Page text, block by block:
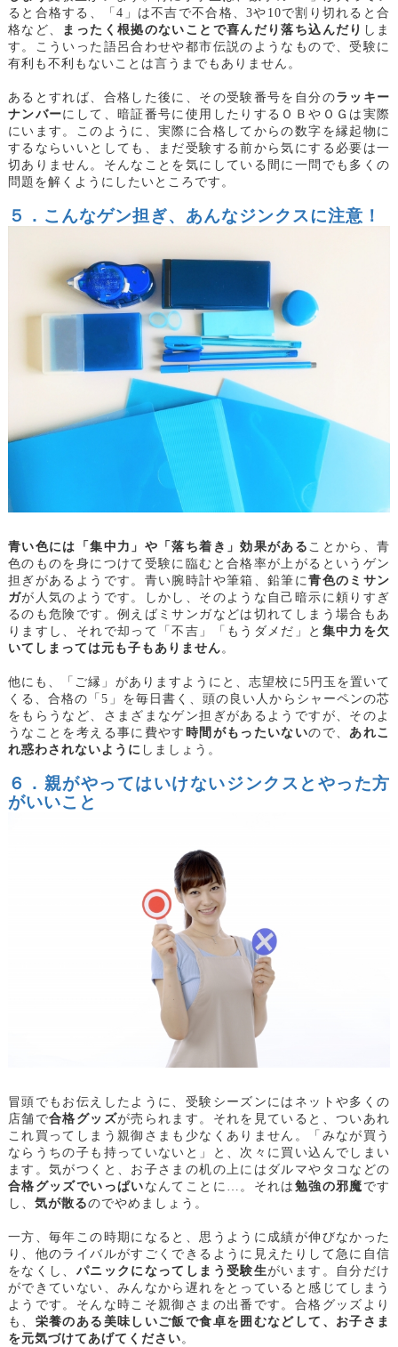
ると合格する、「4」は不吉で不合格、3や10で割り切れると合
格など、
まったく根拠のないことで喜んだり落ち込んだり しま
す。こういった語呂合わせや都市伝説のようなもので、受験に
有利も不利もないことは言うまでもありません。
あるとすれば、合格した後に、その受験番号を自分のラッキー
ナンバーにして、暗証番号に使用したりするＯＢやＯＧは実際
にいます。このように、実際に合格してからの数字を縁起物に
するならいいとしても、まだ受験する前から気にする必要は一
切ありません。そんなことを気にしている間に一問でも多くの
問題を解くようにしたいところです。
５．こんなゲン担ぎ、あんなジンクスに注意！
青い色には「集中力」や「落ち着き」効果がある ことから、青
色のものを身につけて受験に臨むと合格率が上がるというゲン
担ぎがあるようです。青い腕時計や筆箱、鉛筆に青色のミサン
ガが人気のようです。しかし、そのような自己暗示に頼りすぎ
るのも危険です。例えばミサンガなどは切れてしまう場合もあ
りますし、それで却って「不吉」「もうダメだ」と 集中力を欠
いてしまっては元も子もありません。
他にも、「ご縁」がありますようにと、志望校に5円玉を置いて
くる、合格の「5」を毎日書く、頭の良い人からシャーペンの芯
をもらうなど、さまざまなゲン担ぎがあるようですが、そのよ
うなことを考える事に費やす 時間がもったいないので、あれこ
れ惑わされないように しましょう。
６．親がやってはいけないジンクスとやった方
がいいこと
冒頭でもお伝えしたように、受験シーズンにはネットや多くの
店舗で合格グッズが売られます。それを見ていると、ついあれ
これ買ってしまう親御さまも少なくありません。「みなが買う
ならうちの子も持っていないと」と、次々に買い込んでしまい
ます。気がつくと、お子さまの机の上にはダルマやタコなどの
合格グッズでいっぱい なんてことに…。それは 勉強の邪魔です
し、 気が散るのでやめましょう。
一方、毎年この時期になると、思うように成績が伸びなかった
り、他のライバルがすごくできるように見えたりして急に自信
をなくし、 パニックになってしまう受験生がいます。自分だけ
ができていない、みんなから遅れをとっていると感じてしまう
ようです。そんな時こそ親御さまの出番です。合格グッズより
も、 栄養のある美味しいご飯で食卓を囲むなどして、お子さま
を元気づけてあげてください。